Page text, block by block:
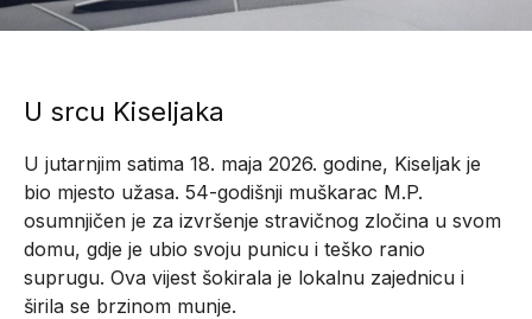
U srcu Kiseljaka
U jutarnjim satima 18. maja 2026. godine, Kiseljak je
bio mjesto užasa. 54-godišnji muškarac M.P.
osumnjičen je za izvršenje stravičnog zločina u svom
domu, gdje je ubio svoju punicu i teško ranio
suprugu. Ova vijest šokirala je lokalnu zajednicu i
širila se brzinom munje.